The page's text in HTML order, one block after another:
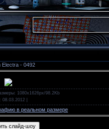
Electra - 0492
: 1080x1626px/98.2Kb
08.03.2012
в реальном размере